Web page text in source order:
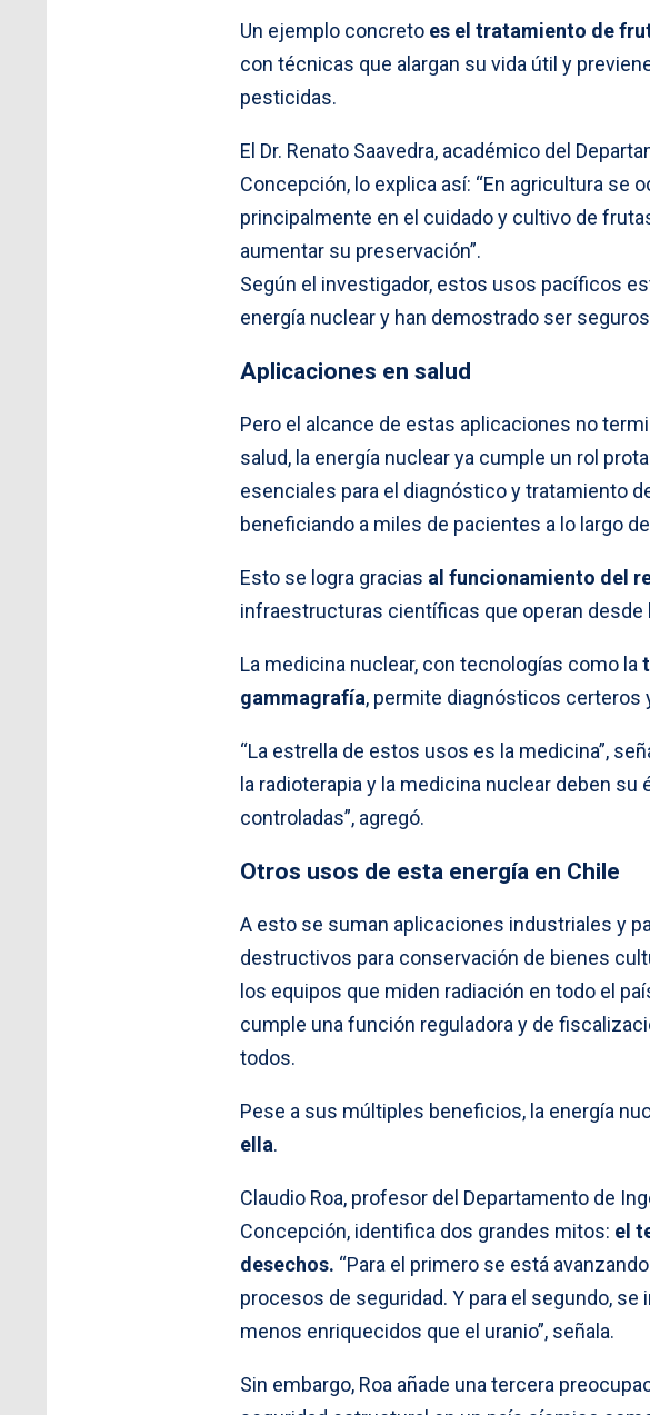
Un ejemplo concreto es el tratamiento de
con técnicas que alargan su vida útil y
pesticidas.
El Dr. Renato Saavedra, académico del
Concepción, lo explica así: “En agricultura se
principalmente en el cuidado y cultivo de
aumentar su preservación”.
Según el investigador, estos usos pacíficos
energía nuclear y han demostrado ser
Aplicaciones en salud
Pero el alcance de estas aplicaciones no
salud, la energía nuclear ya cumple un rol
esenciales para el diagnóstico y tratamiento
beneficiando a miles de pacientes a lo largo
Esto se logra gracias al funcionamiento del
infraestructuras científicas que operan desde
La medicina nuclear, con tecnologías como la
gammagrafía, permite diagnósticos
“La estrella de estos usos es la medicina”,
la radioterapia y la medicina nuclear deben
controladas”, agregó.
Otros usos de esta energía en Chile
A esto se suman aplicaciones industriales y
destructivos para conservación de bienes
los equipos que miden radiación en todo el
cumple una función reguladora y de
todos.
Pese a sus múltiples beneficios, la energía
ella.
Claudio Roa, profesor del Departamento de
Concepción, identifica dos grandes mitos: el
desechos. “Para el primero se está
procesos de seguridad. Y para el segundo,
menos enriquecidos que el uranio”, señala.
Sin embargo, Roa añade una tercera